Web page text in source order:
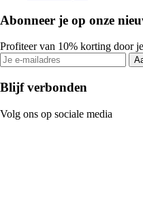
Abonneer je op onze
Profiteer van 10% korting door
Blijf verbonden
Volg ons op sociale media